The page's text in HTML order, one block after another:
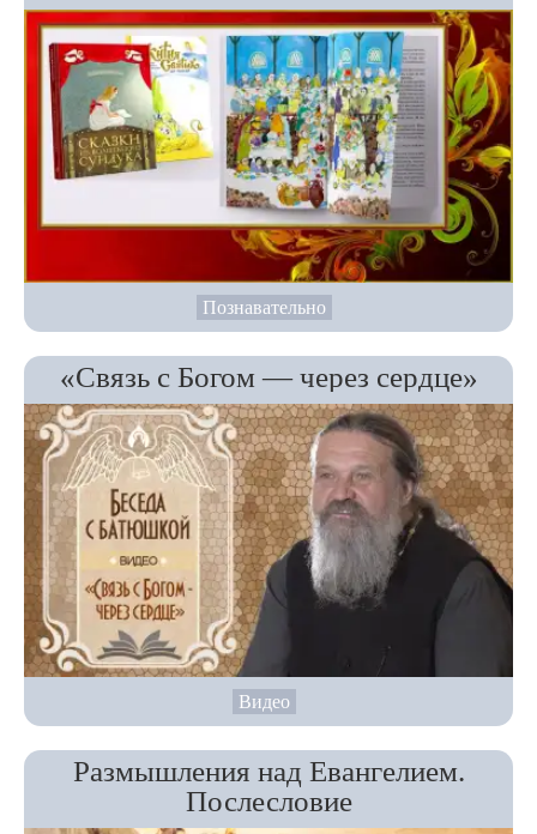
Познавательно
«Связь с Богом — через сердце»
Видео
Размышления над Евангелием.
Послесловие